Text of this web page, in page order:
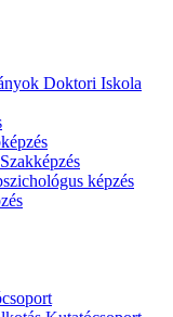
Doktori Iskola
képzés